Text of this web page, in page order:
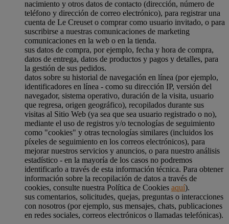
nacimiento y otros datos de contacto (dirección, número de
teléfono y dirección de correo electrónico), para registrar una
cuenta de Le Creuset o comprar como usuario invitado, o para
suscribirse a nuestras comunicaciones de marketing
comunicaciones en la web o en la tienda.
sus datos de compra, por ejemplo, fecha y hora de compra,
datos de entrega, datos de productos y pagos y detalles, para
la gestión de sus pedidos.
datos sobre su historial de navegación en línea (por ejemplo,
identificadores en línea - como su dirección IP, versión del
navegador, sistema operativo, duración de la visita, usuario
que regresa, origen geográfico), recopilados durante sus
visitas al Sitio Web (ya sea que sea usuario registrado o no),
mediante el uso de registros y/o tecnologías de seguimiento
como "cookies" y otras tecnologías similares (incluidos los
píxeles de seguimiento en los correos electrónicos), para
mejorar nuestros servicios y anuncios, o para nuestro análisis
estadístico - en la mayoría de los casos no podremos
identificarlo a través de esta información técnica. Para obtener
información sobre la recopilación de datos a través de
cookies, consulte nuestra Política de Cookies aquí).
sus comentarios, solicitudes, quejas, preguntas o interacciones
con nosotros (por ejemplo, sus mensajes, chats, publicaciones
en redes sociales, correos electrónicos o llamadas telefónicas).